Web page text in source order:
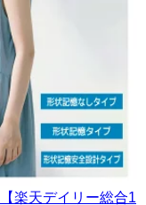
楽天デイリー総合1